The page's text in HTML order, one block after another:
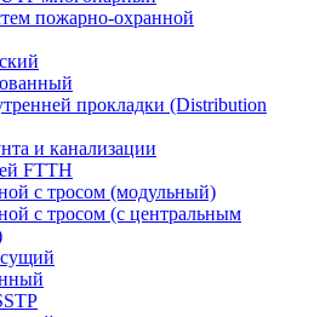
пожарно-охранной
прокладки (Distribution
и канализации
FTTH
с тросом (модульный)
с тросом (с центральным